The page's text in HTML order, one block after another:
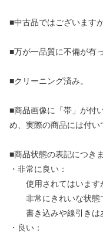
■中古品ではございます
■万が一品質に不備が有
■クリーニング済み。
■商品画像に「帯」が付
め、実際の商品には付い
■商品状態の表記につき
・非常に良い：
使用されてはいます
非常にきれいな状態
書き込みや線引きは
・良い：